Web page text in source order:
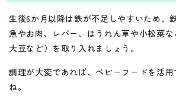
生後6か月以降は鉄が不足しやすいため、
魚やお肉、レバー、ほうれん草や小松菜な
大豆など）を取り入れましょう。
調理が大変であれば、ベビーフードを活
ね。